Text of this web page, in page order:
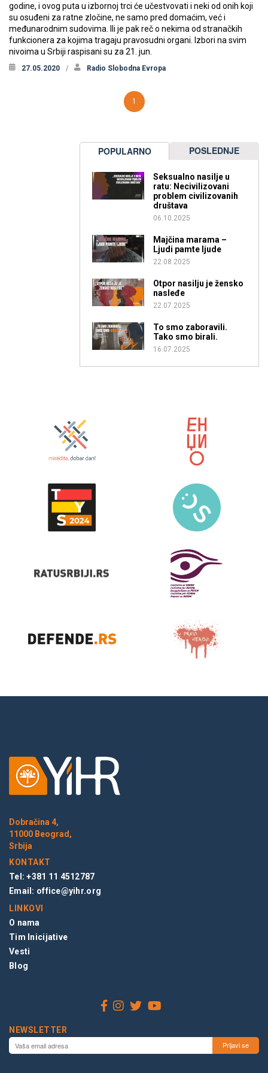
godine, i ovog puta u izbornoj trci će učestvovati i neki od onih koji
su osuđeni za ratne zločine, ne samo pred domaćim, već i
međunarodnim sudovima. Ili je pak reč o nekima od stranačkih
funkcionera za kojima tragaju pravosudni organi. Izbori na svim
nivoima u Srbiji raspisani su za 21. jun.
27.05.2020 Radio Slobodna Evropa
1
POPULARNO POSLEDNJE
Seksualno nasilje u
ratu: Necivilizovani
problem civilizovanih
društava
06.10.2025
Majčina marama –
Ljudi pamte ljude
22.08.2025
Otpor nasilju je žensko
nasleđe
22.07.2025
To smo zaboravili.
Tako smo birali.
16.07.2025
Dobračina 4,
11000 Beograd,
Srbija
KONTAKT
Tel: +381 11 4512787
Email: office@yihr.org
LINKOVI
O nama
Tim Inicijative
Vesti
Blog
NEWSLETTER